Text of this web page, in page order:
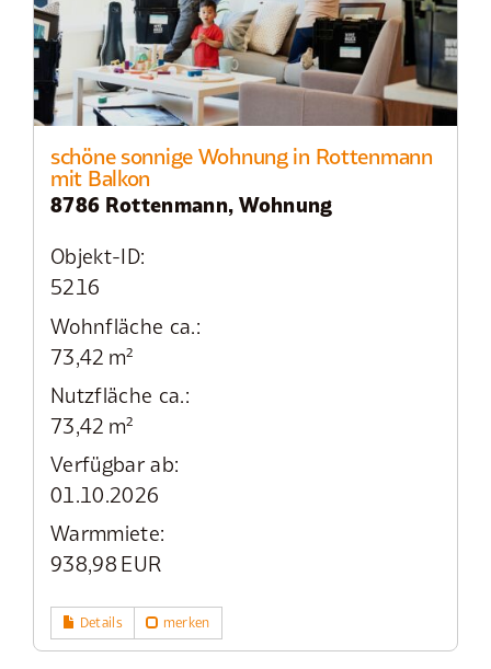
schöne sonnige Wohnung in Rottenmann
mit Balkon
8786 Rottenmann, Wohnung
Objekt-ID:
5216
Wohnfläche ca.:
73,42 m²
Nutzfläche ca.:
73,42 m²
Verfügbar ab:
01.10.2026
Warmmiete:
938,98 EUR
Details merken